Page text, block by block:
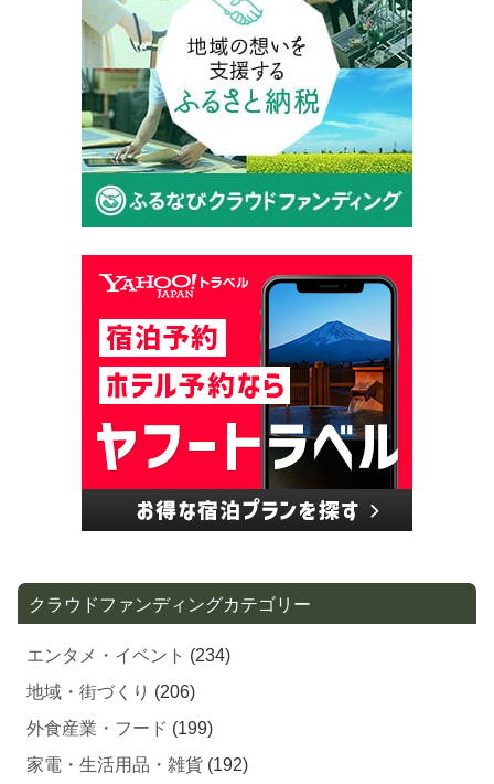
クラウドファンディングカテゴリー
エンタメ・イベント (234)
地域・街づくり (206)
外食産業・フード (199)
家電・生活用品・雑貨 (192)